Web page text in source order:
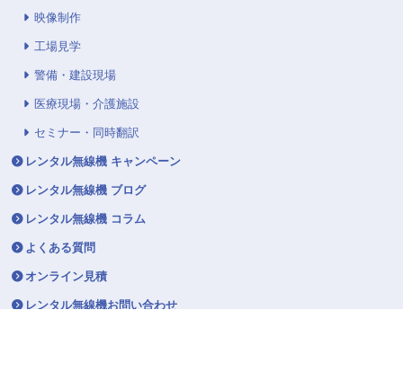
映像制作
工場見学
警備・建設現場
医療現場・介護施設
セミナー・同時翻訳
レンタル無線機 キャンペーン
レンタル無線機 ブログ
レンタル無線機 コラム
よくある質問
オンライン見積
レンタル無線機お問い合わせ